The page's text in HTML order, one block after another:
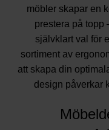
möbler skapar en
prestera på topp
självklart val för
sortiment av
att skapa din
design påverkar